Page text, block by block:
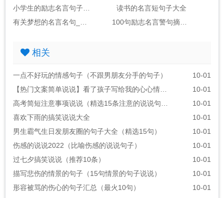
小学生的励志名言句子大全
读书的名言短句子大全
有关梦想的名言名句_句子大全(包括作者)
100句励志名言警句摘抄大全_句子大全励志金句
相关
一点不好玩的情感句子（不跟男朋友分手的句子）
10-01
【热门文案简单说说】看了孩子写给我的心心情说说
10-01
高考简短注意事项说说（精选15条注意的说说句子）
10-01
喜欢下雨的搞笑说说大全
10-01
男生霸气生日发朋友圈的句子大全（精选15句）
10-01
伤感的说说2022（比喻伤感的说说句子）
10-01
过七夕搞笑说说（推荐10条）
10-01
描写悲伤的情景的句子（15句情景的句子说说）
10-01
形容被骂的伤心的句子汇总（最火10句）
10-01